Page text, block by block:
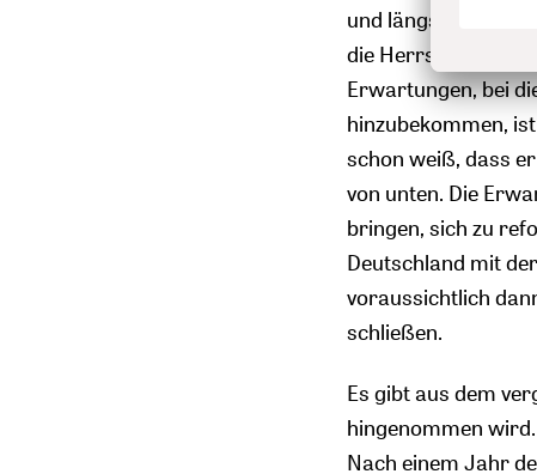
und längst
die
Erwartungen, bei
hinzubekommen,
schon weiß, dass
von unten. Die
bringen, sich zu
Deutschland mit
voraussichtlich
schließen.
Es gibt aus dem
hingenommen
Nach einem Jahr